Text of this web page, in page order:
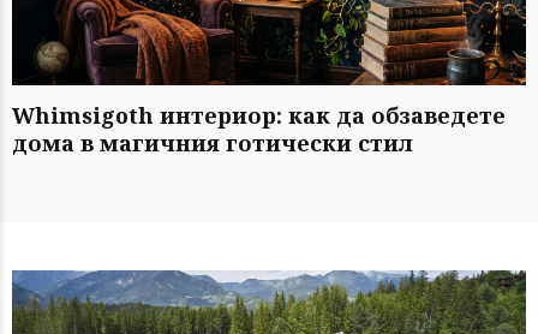
Whimsigoth интериор: как да обзаведете
дома в магичния готически стил